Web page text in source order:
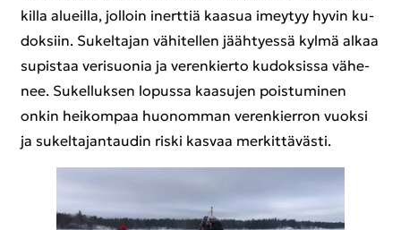
kil­la alueil­la, jol­loin inert­tiä kaa­sua imey­tyy hyvin ku­
dok­siin. Su­kel­ta­jan vä­hi­tel­len jääh­tyes­sä kylmä alkaa
su­pis­taa ve­ri­suo­nia ja ve­ren­kier­to ku­dok­sis­sa vä­he­
nee. Su­kel­luk­sen lo­pus­sa kaa­su­jen pois­tu­mi­nen
onkin hei­kom­paa huo­nom­man ve­ren­kier­ron vuok­si
ja su­kel­ta­jan­tau­din riski kas­vaa mer­kit­tä­väs­ti.